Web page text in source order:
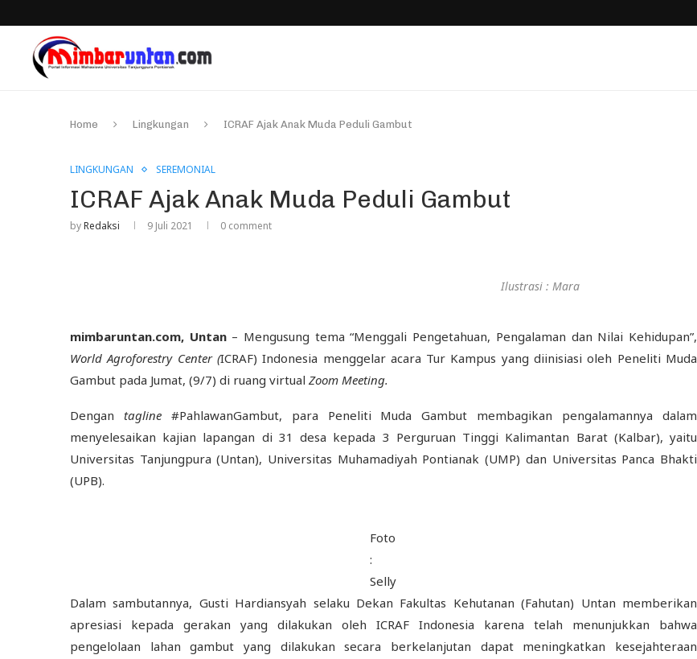
Home Lingkungan ICRAF Ajak Anak Muda Peduli Gambut
LINGKUNGAN SEREMONIAL
ICRAF Ajak Anak Muda Peduli Gambut
byRedaksi 9 Juli 2021 0 comment
Ilustrasi : Mara
mimbaruntan.com, Untan– Mengusung tema “Menggali Pengetahuan, Pengalaman dan Nilai Kehidupan”,
World Agroforestry Center(ICRAF) Indonesia menggelar acara Tur Kampus yang diinisiasi oleh Peneliti Muda
Gambut pada Jumat, (9/7) di ruang virtual Zoom Meeting.
Dengan tagline #PahlawanGambut, para Peneliti Muda Gambut membagikan pengalamannya dalam
menyelesaikan kajian lapangan di 31 desa kepada 3 Perguruan Tinggi Kalimantan Barat (Kalbar), yaitu
Universitas Tanjungpura (Untan), Universitas Muhamadiyah Pontianak (UMP) dan Universitas Panca Bhakti
(UPB).
Foto
:
Selly
Dalam sambutannya, Gusti Hardiansyah selaku Dekan Fakultas Kehutanan (Fahutan) Untan memberikan
apresiasi kepada gerakan yang dilakukan oleh ICRAF Indonesia karena telah menunjukkan bahwa
pengelolaan lahan gambut yang dilakukan secara berkelanjutan dapat meningkatkan kesejahteraan